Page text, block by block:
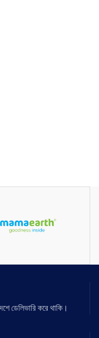
ডেলিভারি করে থাকি।